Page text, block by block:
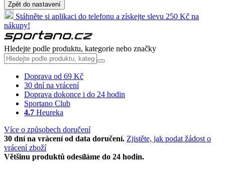
Zpět do nastavení
Stáhněte si aplikaci do telefonu a získejte slevu 250 Kč na
nákupy!
Hledejte podle produktu, kategorie nebo značky
Doprava od 69 Kč
30 dní na vrácení
Doprava dokonce i do 24 hodin
Sportano Club
4.7 Heureka
Více o způsobech doručení
30 dní na vrácení od data doručení. Zjistěte, jak podat žádost o
vrácení zboží
Většinu produktů odesíláme do 24 hodin.